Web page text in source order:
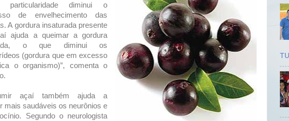
particularidade diminui o
de envelhecimento das
A gordura insaturada presente
ajuda a queimar a gordura
o que diminui os
(gordura que em excesso
o organismo)”, comenta o
açaí também ajuda a
mais saudáveis os neurônios e
Segundo o neurologista